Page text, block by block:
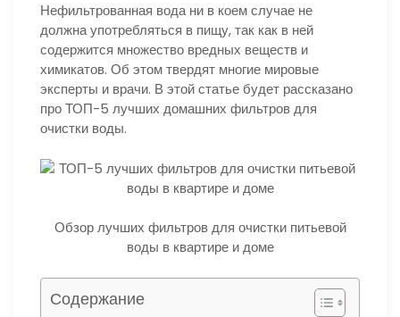
Нефильтрованная вода ни в коем случае не
должна употребляться в пищу, так как в ней
содержится множество вредных веществ и
химикатов. Об этом твердят многие мировые
эксперты и врачи. В этой статье будет рассказано
про ТОП-5 лучших домашних фильтров для
очистки воды.
Обзор лучших фильтров для очистки питьевой
воды в квартире и доме
Содержание